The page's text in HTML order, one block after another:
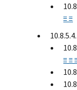
≡ ≡
≡ ≡